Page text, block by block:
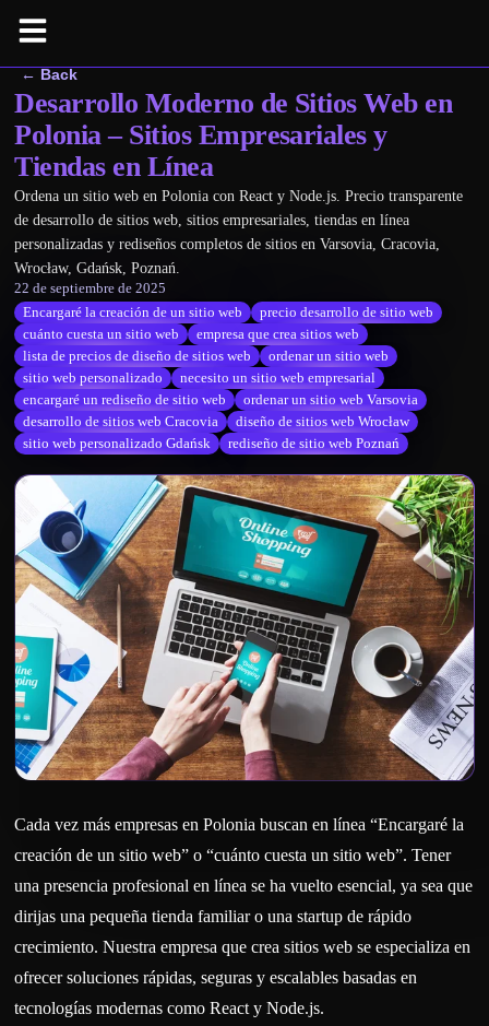
← Back
Desarrollo Moderno de Sitios Web en
Polonia – Sitios Empresariales y
Tiendas en Línea
Ordena un sitio web en Polonia con React y Node.js. Precio transparente
de desarrollo de sitios web, sitios empresariales, tiendas en línea
personalizadas y rediseños completos de sitios en Varsovia, Cracovia,
Wrocław, Gdańsk, Poznań.
22 de septiembre de 2025
Encargaré la creación de un sitio web
precio desarrollo de sitio web
cuánto cuesta un sitio web
empresa que crea sitios web
lista de precios de diseño de sitios web
ordenar un sitio web
sitio web personalizado
necesito un sitio web empresarial
encargaré un rediseño de sitio web
ordenar un sitio web Varsovia
desarrollo de sitios web Cracovia
diseño de sitios web Wrocław
sitio web personalizado Gdańsk
rediseño de sitio web Poznań
Cada vez más empresas en Polonia buscan en línea “Encargaré la
creación de un sitio web” o “cuánto cuesta un sitio web”. Tener
una presencia profesional en línea se ha vuelto esencial, ya sea que
dirijas una pequeña tienda familiar o una startup de rápido
crecimiento. Nuestra empresa que crea sitios web se especializa en
ofrecer soluciones rápidas, seguras y escalables basadas en
tecnologías modernas como React y Node.js.